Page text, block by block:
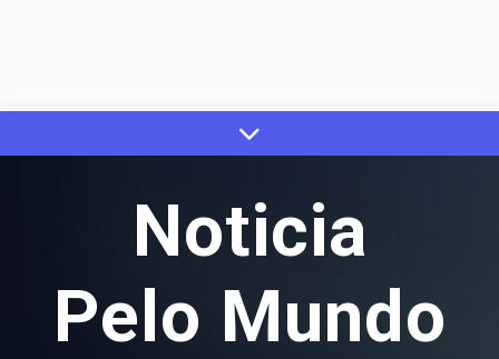
to
Noticia
Pelo Mundo